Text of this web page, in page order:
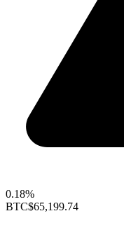
0.18%
BTC$65,199.74